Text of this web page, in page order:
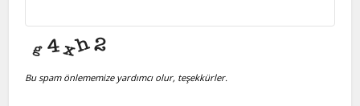
Bu spam önlememize yardımcı olur, teşekkürler.